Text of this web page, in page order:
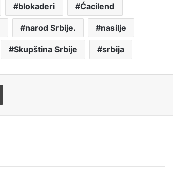
blokaderi Ćacilend
narod Srbije. nasilje
Skupština Srbije srbija